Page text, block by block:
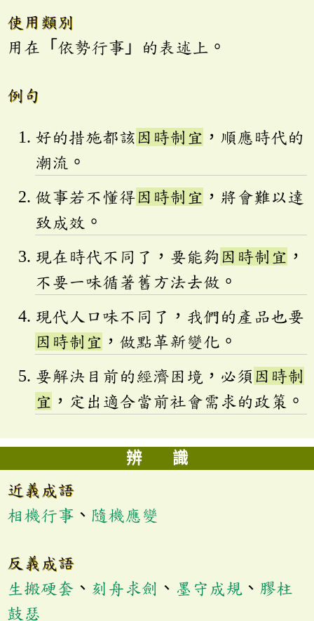
使用類別
用在「依勢行事」的表述上。
例句
好的措施都該 因時制宜 ，順應時代的
潮流。
做事若不懂得因時制宜 ，將會難以達
致成效。
現在時代不同了，要能夠 因時制宜 ，
不要一味循著舊方法去做。
現代人口味不同了，我們的產品也要
因時制宜 ，做點革新變化。
要解決目前的經濟困境，必須 因時制
宜 ，定出適合當前社會需求的政策。
辨 識
近義成語
相機行事 、 隨機應變
反義成語
生搬硬套 、 刻舟求劍 、 墨守成規 、 膠柱
鼓瑟